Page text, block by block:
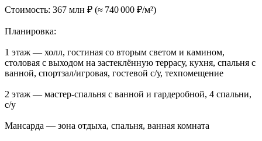
Стоимость: 367 млн ₽ (≈ 740 000 ₽/м²)
Планировка:
1 этаж — холл, гостиная со вторым светом и камином,
столовая с выходом на застеклённую террасу, кухня, спальня с
ванной, спортзал/игровая, гостевой с/у, техпомещение
2 этаж — мастер-спальня с ванной и гардеробной, 4 спальни,
с/у
Мансарда — зона отдыха, спальня, ванная комната